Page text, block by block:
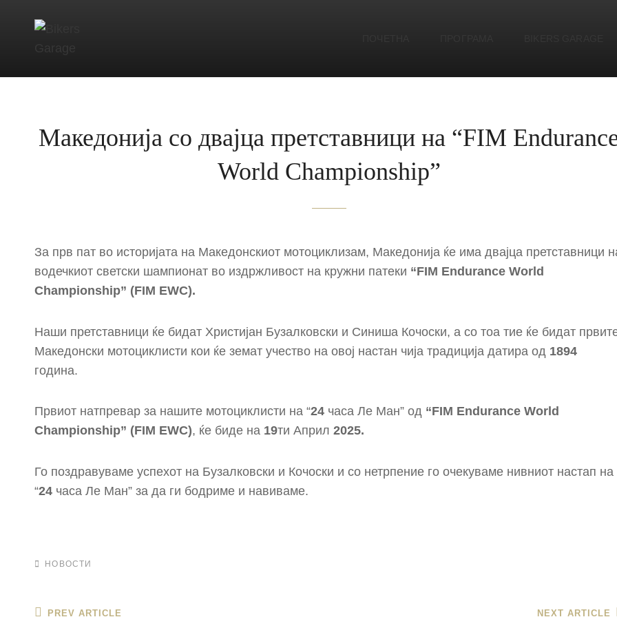
Македонија со двајца претставници на “FIM
World Championship”
За прв пат во историјата на Македонскиот мотоциклизам, Македонија ќе има двајца претставници
водечкиот светски шампионат во издржливост на кружни патеки “FIM Endurance World
Championship” (FIM EWC).
Наши претставници ќе бидат Христијан Бузалковски и Синиша Кочоски, а со тоа тие ќе бидат
Македонски мотоциклисти кои ќе земат учество на овој настан чија традиција датира од 1894
година.
Првиот натпревар за нашите мотоциклисти на “24 часа Ле Ман” од “FIM Endurance World
Championship” (FIM EWC), ќе биде на 19ти Април 2025.
Го поздравуваме успехот на Бузалковски и Кочоски и со нетрпение го очекуваме нивниот настап на
“24 часа Ле Ман” за да ги бодриме и навиваме.
CATEGORIES
НОВОСТИ
PREV ARTICLE NEXT ARTICLE